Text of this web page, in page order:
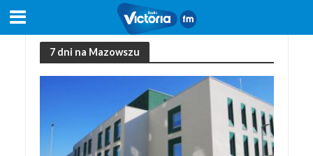
7 dni na Mazowszu